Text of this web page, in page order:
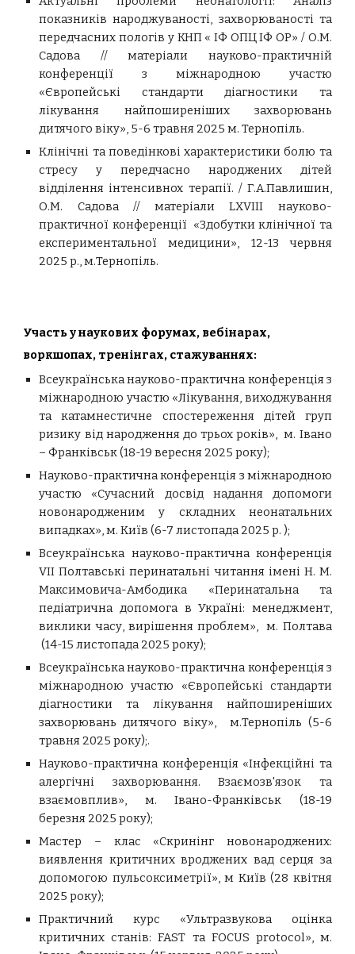
показників народжуваності, захворюваності та
передчасних пологів у КНП « ІФ ОПЦ ІФ ОР» / О.М.
Садова // матеріали науково-практичній
конференції з міжнародною участю
«Європейські стандарти діагностики та
лікування найпоширеніших захворювань
дитячого віку», 5-6 травня 2025 м. Тернопіль.
Клінічні та поведінкові характеристики болю та
стресу у передчасно народжених дітей
відділення інтенсивнох терапії. / Г.А.Павлишин,
О.М. Садова // матеріали LXVІІІ науково-
практичної конференції «Здобутки клінічної та
експериментальної медицини», 12-13 червня
2025 р., м.Тернопіль.
Участь у наукових форумах, вебінарах,
воркшопах, тренінгах, стажуваннях:
Всеукраїнська науково-практична конференція з
міжнародною участю «Лікування, виходжування
та катамнестичне спостереження дітей груп
ризику від народження до трьох років»,м. Івано
– Франківськ (18-19 вересня 2025 року);
Науково-практична конференція з міжнародною
участю «Сучасний досвід надання допомоги
новонародженим у складних неонатальних
випадках»,м. Київ (6-7 листопада 2025 р. );
Всеукраїнська науково-практична конференція
VІІ Полтавські перинатальні читання імені Н. М.
Максимовича-Амбодика «Перинатальна та
педіатрична допомога в Україні: менеджмент,
виклики часу, вирішення проблем»,м. Полтава
(14-15 листопада 2025 року);
Всеукраїнська науково-практична конференція з
міжнародною участю «Європейські стандарти
діагностики та лікування найпоширеніших
захворювань дитячого віку»,
м.Тернопіль (5-6
травня 2025 року);.
Науково-практична конференція «Інфекційні та
алергічні захворювання. Взаємозв'язок та
взаємовплив», м.Івано-Франківськ (18-19
березня 2025 року);
Мастер – клас «Скринінг новонароджених:
виявлення критичних вроджених вад серця за
допомогою пульсоксиметрії», м Київ (28 квітня
2025року);
Практичний курс «Ультразвукова оцінка
критичних станів: FAST та FOCUS protocol», м.